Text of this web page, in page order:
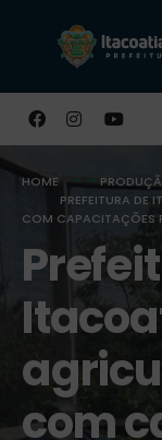
HOME
PREFEITURA DE
COM CAPACITAÇÕES
com
Buscar